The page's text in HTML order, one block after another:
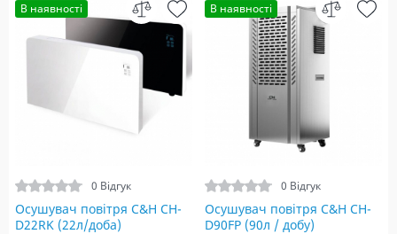
В наявності
0 Відгук
Осушувач повітря C&H CH-
D22RK (22л/доба)
В наявності
0 Відгук
Осушувач повітря C&H CH-
D90FP (90л / добу)